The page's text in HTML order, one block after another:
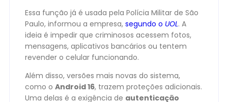
Essa função já é usada pela Polícia Militar de São
Paulo, informou a empresa, segundo o UOL. A
ideia é impedir que criminosos acessem fotos,
mensagens, aplicativos bancários ou tentem
revender o celular funcionando.
Além disso, versões mais novas do sistema,
como o Android 16, trazem proteções adicionais.
Uma delas é a exigência de autenticação